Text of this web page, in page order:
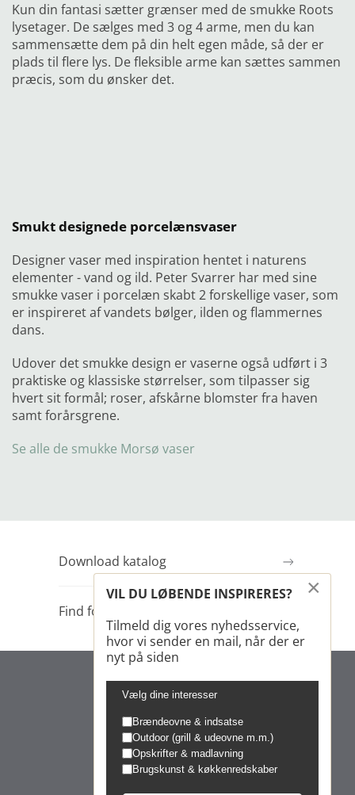
Kun din fantasi sætter grænser med de smukke Roots
lysetager. De sælges med 3 og 4 arme, men du kan
sammensætte dem på din helt egen måde, så der er
plads til flere lys. De fleksible arme kan sættes sammen
præcis, som du ønsker det.
Smukt designede porcelænsvaser
Designer vaser med inspiration hentet i naturens
elementer - vand og ild. Peter Svarrer har med sine
smukke vaser i porcelæn skabt 2 forskellige vaser, som
er inspireret af vandets bølger, ilden og flammernes
dans.
Udover det smukke design er vaserne også udført i 3
praktiske og klassiske størrelser, som tilpasser sig
hvert sit formål; roser, afskårne blomster fra haven
samt forårsgrene.
Se alle de smukke Morsø vaser
Download katalog
Find forhandler
×
VIL DU LØBENDE INSPIRERES?
Tilmeld dig vores nyhedsservice,
hvor vi sender en mail, når der er
nyt på siden
Vælg dine interesser
Brændeovne & indsatse
Outdoor (grill & udeovne m.m.)
Opskrifter & madlavning
Brugskunst & køkkenredskaber